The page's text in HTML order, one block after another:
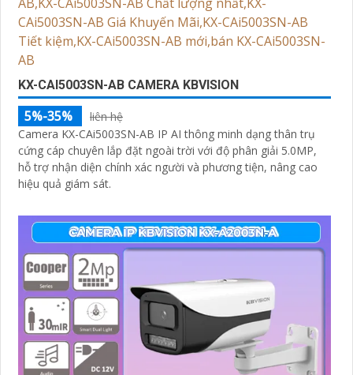
KX-CAI5003SN-AB CAMERA KBVISION
5%-35%
liên hệ
Camera KX-CAi5003SN-AB IP AI thông minh dạng thân trụ
cứng cáp chuyên lắp đặt ngoài trời với độ phân giải 5.0MP,
hỗ trợ nhận diện chính xác người và phương tiện, nâng cao
hiệu quả giám sát.